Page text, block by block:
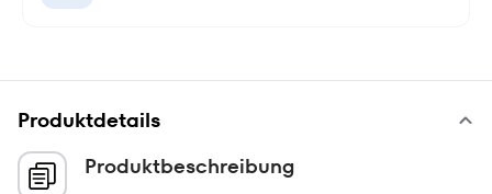
Produktdetails
Produktbeschreibung